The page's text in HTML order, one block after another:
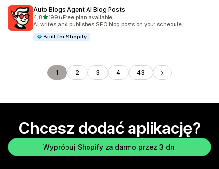
Auto Blogs Agent AI Blog Posts
4,8na 5 gwiazdek
(99)
Łączna liczba recenzji: 99
•Free plan available
AI writes and publishes SEO blog posts on your schedule.
Built for Shopify
1 2 3 4 43
Chcesz dodać aplikację?
Wypróbuj Shopify za darmo przez 3 dni